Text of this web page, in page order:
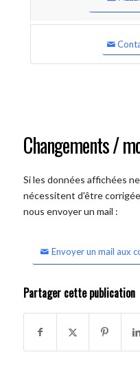
Changements /
Si les données affichées
nécessitent d'être
nous envoyer un mail :
Envoyer un mail aux
Partager cette publication